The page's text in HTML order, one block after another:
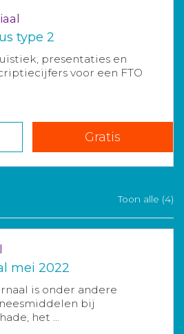
type 2
presentaties en
voor een FTO
Gratis
Toon alle (4)
mei 2022
is onder andere
bij
het ...